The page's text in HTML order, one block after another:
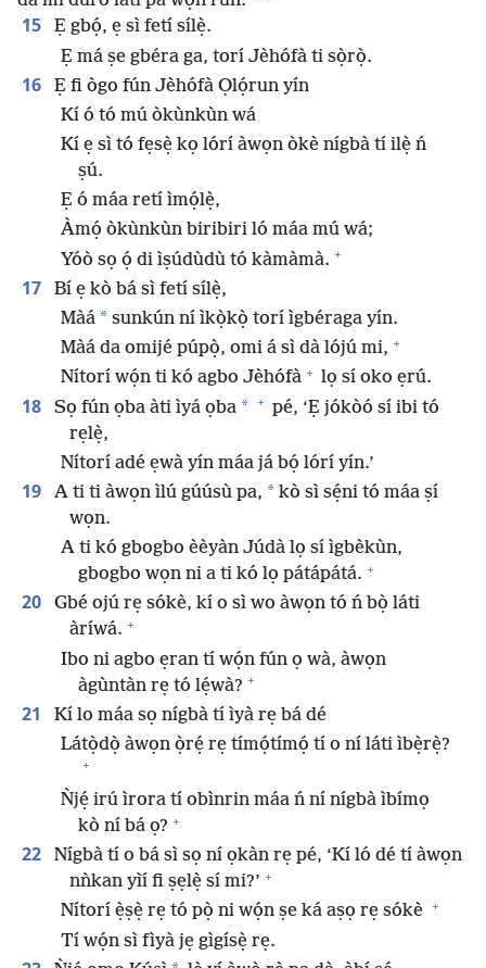
15
Ẹ gbọ́, ẹ sì fetí sílẹ̀.
Ẹ má ṣe gbéra ga, torí Jèhófà ti sọ̀rọ̀.
16
Ẹ fi ògo fún Jèhófà Ọlọ́run yín
Kí ó tó mú òkùnkùn wá
Kí ẹ sì tó fẹsẹ̀ kọ lórí àwọn òkè nígbà tí ilẹ̀ ń
ṣú.
Ẹ ó máa retí ìmọ́lẹ̀,
Àmọ́ òkùnkùn biribiri ló máa mú wá;
Yóò sọ ọ́ di ìṣúdùdù tó kàmàmà. +
17
Bí ẹ kò bá sì fetí sílẹ̀,
Màá * sunkún ní ìkọ̀kọ̀ torí ìgbéraga yín.
Màá da omijé púpọ̀, omi á sì dà lójú mi, +
Nítorí wọ́n ti kó agbo Jèhófà + lọ sí oko ẹrú.
18 Sọ fún ọba àti ìyá ọba * + pé, ‘Ẹ jókòó sí ibi tó
rẹlẹ̀,
Nítorí adé ẹwà yín máa já bọ́ lórí yín.’
19 A ti ti àwọn ìlú gúúsù pa, * kò sì sẹ́ni tó máa ṣí
wọn.
A ti kó gbogbo èèyàn Júdà lọ sí ìgbèkùn,
gbogbo wọn ni a ti kó lọ pátápátá. +
20
Gbé ojú rẹ sókè, kí o sì wo àwọn tó ń bọ̀ láti
àríwá. +
Ibo ni agbo ẹran tí wọ́n fún ọ wà, àwọn
àgùntàn rẹ tó lẹ́wà? +
21
Kí lo máa sọ nígbà tí ìyà rẹ bá dé
Látọ̀dọ̀ àwọn ọ̀rẹ́ rẹ tímọ́tímọ́ tí o ní láti ìbẹ̀rẹ̀?
+
Ǹjẹ́ irú ìrora tí obìnrin máa ń ní nígbà ìbímọ
kò ní bá ọ? +
22
Nígbà tí o bá sì sọ ní ọkàn rẹ pé, ‘Kí ló dé tí àwọn
nǹkan yìí fi ṣẹlẹ̀ sí mi?’ +
Nítorí ẹ̀ṣẹ̀ rẹ tó pọ̀ ni wọ́n ṣe ká aṣọ rẹ sókè +
Tí wọ́n sì fìyà jẹ gìgísẹ̀ rẹ.